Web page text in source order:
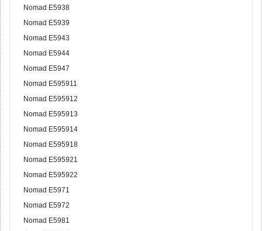
Nomad E5938
Nomad E5939
Nomad E5943
Nomad E5944
Nomad E5947
Nomad E595911
Nomad E595912
Nomad E595913
Nomad E595914
Nomad E595918
Nomad E595921
Nomad E595922
Nomad E5971
Nomad E5972
Nomad E5981